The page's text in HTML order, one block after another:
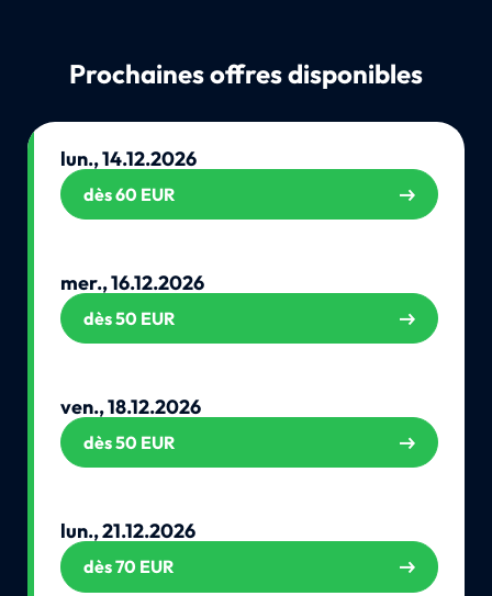
Prochaines offres disponibles
lun., 14.12.2026
dès 60 EUR
mer., 16.12.2026
dès 50 EUR
ven., 18.12.2026
dès 50 EUR
lun., 21.12.2026
dès 70 EUR